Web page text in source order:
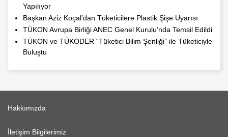
Yapılıyor
Başkan Aziz Koçal’dan Tüketicilere Plastik Şişe Uyarısı
TÜKON Avrupa Birliği ANEC Genel Kurulu’nda Temsil Edildi
TÜKON ve TÜKODER “Tüketici Bilim Şenliği” ile Tüketiciyle
Buluştu
Hakkımızda
İletişim Bilgilerimiz